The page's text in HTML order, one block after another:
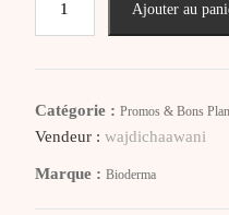
30ML+PHOTODERM
Ajouter au
Catégorie : Promos & Bons
Vendeur : wajdichaawani
Marque : Bioderma